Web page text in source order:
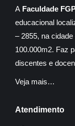
A Faculdade
educacional
– 2855, na
100.000m2. Faz
discentes e
Veja mais…
Atendimento